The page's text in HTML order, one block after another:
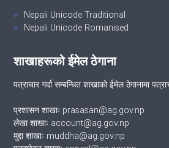
Nepali Unicode Traditional
Nepali Unicode Romanised
शाखाहरूको ईमेल ठेगाना
पत्राचार गर्दा सम्बन्धित शाखाको ईमेल ठेगानामा
प्रशासन शाखाः prasasan@ag.gov.np
लेखा शाखाः account@ag.gov.np
मुद्दा शाखाः muddha@ag.gov.np